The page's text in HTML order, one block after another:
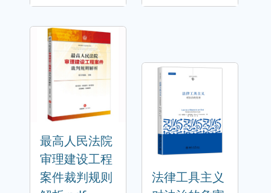
最高人民法院
审理建设工程
案件裁判规则
法律工具主义